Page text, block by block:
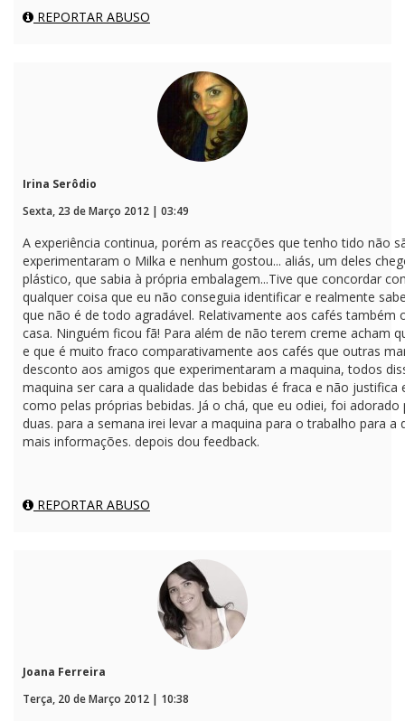
REPORTAR ABUSO
Irina Serôdio
Sexta, 23 de Março 2012 | 03:49
A experiência continua, porém as reacções que tenho tido não
experimentaram o Milka e nenhum gostou... aliás, um deles
plástico, que sabia à própria embalagem...Tive que concordar
qualquer coisa que eu não conseguia identificar e realmente
que não é de todo agradável. Relativamente aos cafés
casa. Ninguém ficou fã! Para além de não terem creme acham
e que é muito fraco comparativamente aos cafés que outras
desconto aos amigos que experimentaram a maquina, todos
maquina ser cara a qualidade das bebidas é fraca e não
como pelas próprias bebidas. Já o chá, que eu odiei, foi
duas. para a semana irei levar a maquina para o trabalho para
mais informações. depois dou feedback.
REPORTAR ABUSO
Joana Ferreira
Terça, 20 de Março 2012 | 10:38